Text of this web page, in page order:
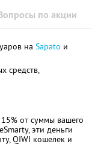
по акции
на Sapato и
средств,
от суммы вашего
эти деньги
QIWI кошелек и